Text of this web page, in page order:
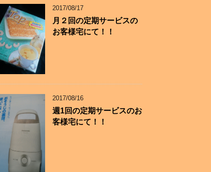
2017/08/17
月２回の定期サービスの
お客様宅にて！！
2017/08/16
週1回の定期サービスのお
客様宅にて！！